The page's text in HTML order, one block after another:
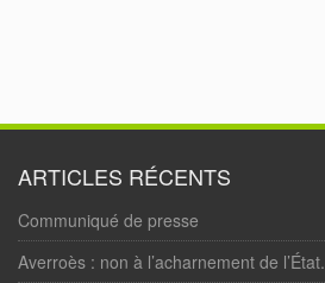
ARTICLES RÉCENTS
Communiqué de presse
Averroès : non à l’acharnement de l’État.